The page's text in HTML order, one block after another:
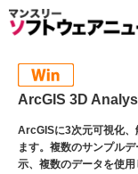
ArcGIS 3D
ArcGISに3次元可視化、
ます。複数のサンプル
示、複数のデータを使